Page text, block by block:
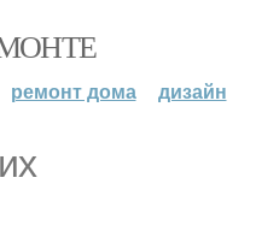
ремонт дома дизайн